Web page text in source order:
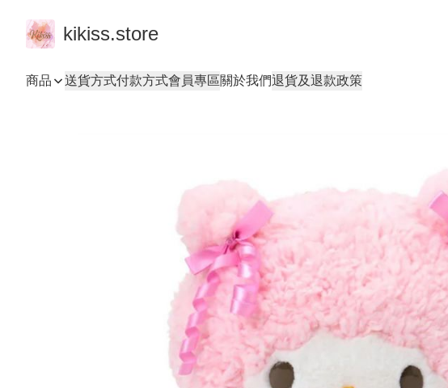
kikiss.store
商品 送貨方式付款方式會員專區關於我們退貨及退款政策